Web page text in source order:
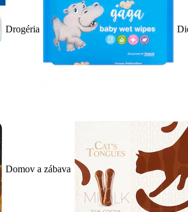
Drogéria
Domov a zábava